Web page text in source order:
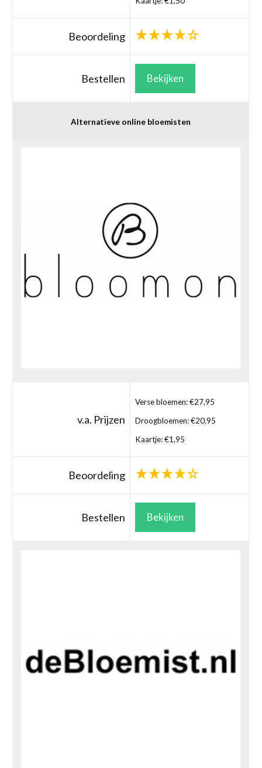
Beoordeling
Bestellen Bekijken
Alternatieve online bloemisten
v.a. Prijzen
Verse bloemen: €27,95
Droogbloemen: €20,95
Kaartje: €1,95
Beoordeling
Bestellen Bekijken